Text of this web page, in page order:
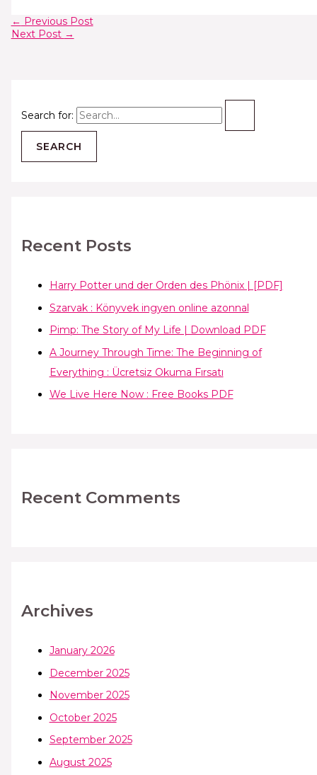
Search for:
Recent Posts
Harry Potter und der Orden des Phönix | [PDF]
Szarvak : Könyvek ingyen online azonnal
Pimp: The Story of My Life | Download PDF
A Journey Through Time: The Beginning of
Everything : Ücretsiz Okuma Fırsatı
We Live Here Now : Free Books PDF
Recent Comments
Archives
January 2026
December 2025
November 2025
October 2025
September 2025
August 2025
← Previous Post
Next Post →